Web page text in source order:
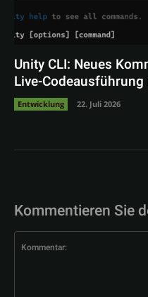
Unity CLI: Neues
Live-
Entwicklung 22. Juli 2026
Kommentieren Sie